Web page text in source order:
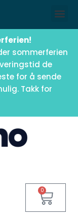
sommerferien
de
for å sende
Takk for
0